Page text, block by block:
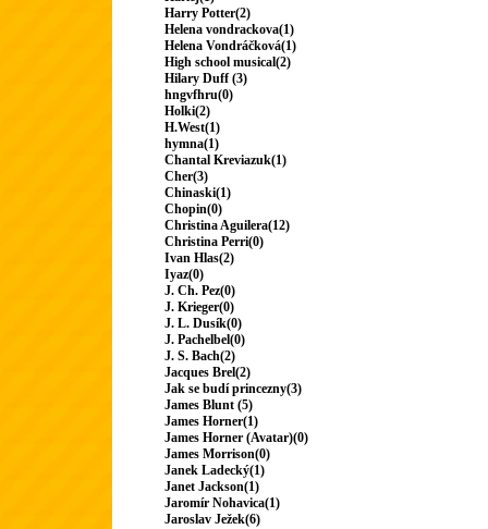
Harry Potter(2)
Helena vondrackova(1)
Helena Vondráčková(1)
High school musical(2)
Hilary Duff (3)
hngvfhru(0)
Holki(2)
H.West(1)
hymna(1)
Chantal Kreviazuk(1)
Cher(3)
Chinaski(1)
Chopin(0)
Christina Aguilera(12)
Christina Perri(0)
Ivan Hlas(2)
Iyaz(0)
J. Ch. Pez(0)
J. Krieger(0)
J. L. Dusík(0)
J. Pachelbel(0)
J. S. Bach(2)
Jacques Brel(2)
Jak se budí princezny(3)
James Blunt (5)
James Horner(1)
James Horner (Avatar)(0)
James Morrison(0)
Janek Ladecký(1)
Janet Jackson(1)
Jaromír Nohavica(1)
Jaroslav Ježek(6)